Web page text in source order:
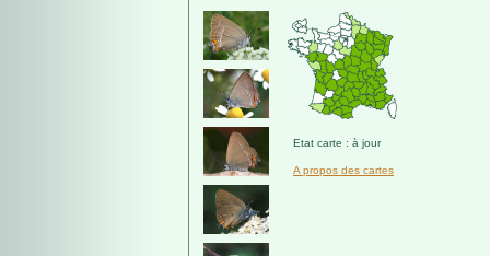
Etat carte : à jour
A propos des cartes